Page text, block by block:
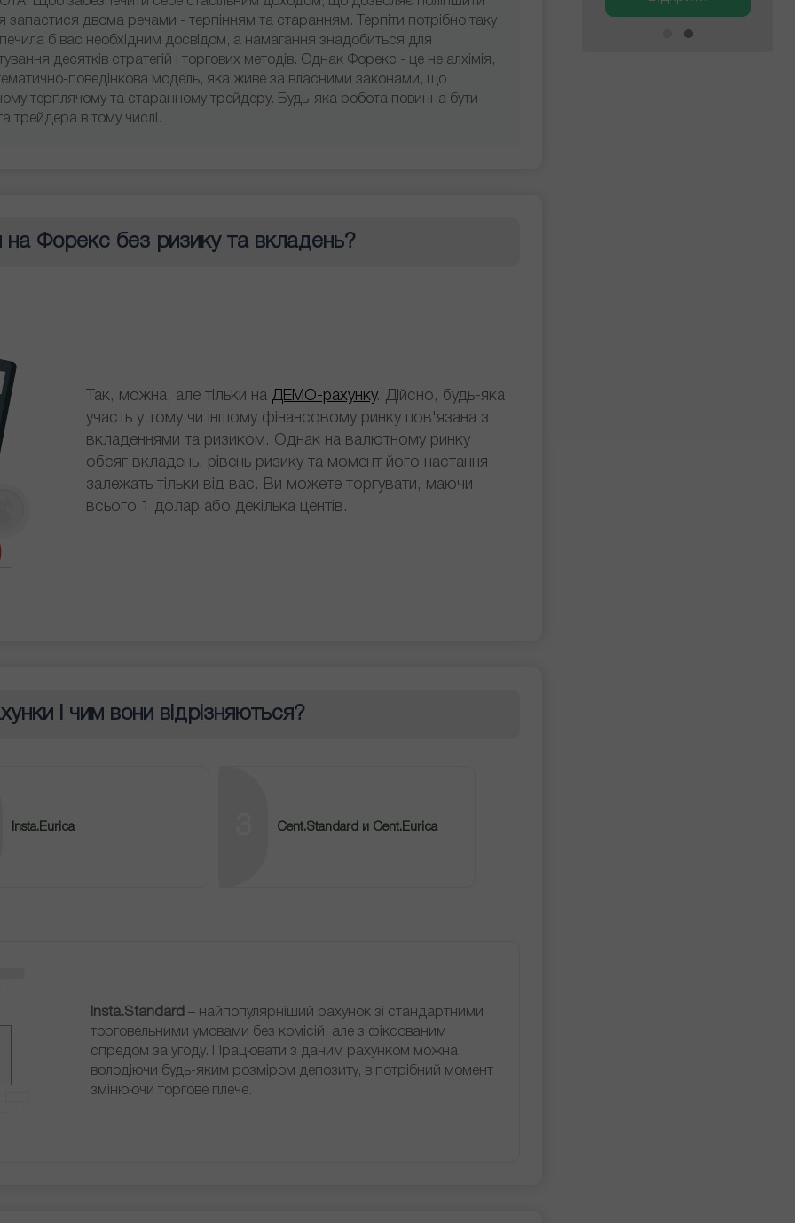
запастися двома речами - терпінням та старанням. Терпіти потрібно таку
б вас необхідним досвідом, а намагання знадобиться для
десятків стратегій і торгових методів. Однак Форекс - це не алхімія,
поведінкова модель, яка живе за власними законами, що
терплячому та старанному трейдеру. Будь-яка робота повинна бути
трейдера в тому числі.
Форекс без ризику та вкладень?
Так, можна, але тільки на ДЕМО-рахунку. Дійсно, будь-яка
участь у тому чи іншому фінансовому ринку пов'язана з
вкладеннями та ризиком. Однак на валютному ринку
обсяг вкладень, рівень ризику та момент його настання
залежать тільки від вас. Ви можете торгувати, маючи
всього 1 долар або декілька центів.
і чим вони відрізняються?
Insta.Eurica Cent.Standard и Cent.Eurica
Insta.Standard – найпопулярніший рахунок зі стандартними
торговельними умовами без комісій, але з фіксованим
спредом за угоду. Працювати з даним рахунком можна,
володіючи будь-яким розміром депозиту, в потрібний момент
змінюючи торгове плече.